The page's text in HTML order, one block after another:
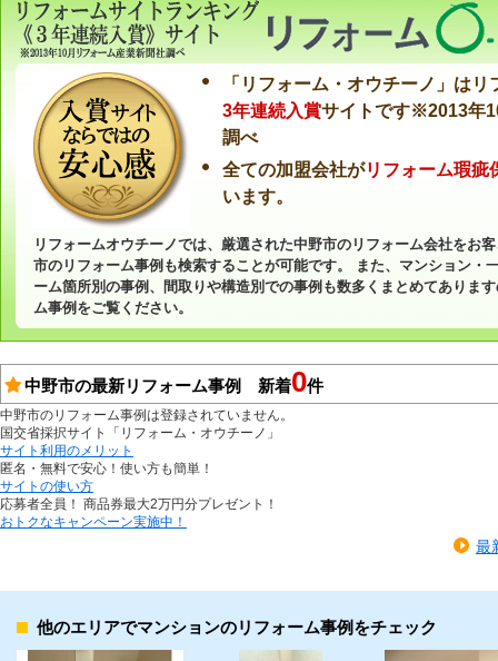
「リフォーム・オウチーノ」は
3年連続入賞サイトです※2013年
調べ
全ての加盟会社がリフォーム瑕疵
います。
リフォームオウチーノでは、厳選された中野市のリフォーム会社をお
市のリフォーム事例も検索することが可能です。 また、マンション・
ーム箇所別の事例、間取りや構造別での事例も数多くまとめてありま
ム事例をご覧ください。
中野市の最新リフォーム事例 新着0件
中野市のリフォーム事例は登録されていません。
国交省採択サイト「リフォーム・オウチーノ」
サイト利用のメリット
匿名・無料で安心！使い方も簡単！
サイトの使い方
応募者全員！ 商品券最大2万円分プレゼント！
おトクなキャンペーン実施中！
最
他のエリアでマンションのリフォーム事例をチェック